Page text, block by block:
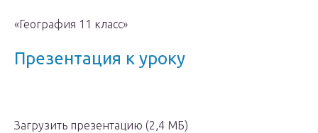
«География 11 класс»
Презентация к уроку
Загрузить презентацию (2,4 МБ)